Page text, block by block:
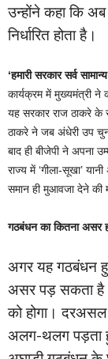
उन्होंने कहा कि
निर्धारित होता है।
‘हमारी सरकार सर्व
कार्यक्रम में मुख्यमंत्री ने
यह सरकार राज ठाकरे के
ठाकरे ने जब अंधेरी उप
बाद ही बीजेपी ने अपना
राज्य में ‘गीला-सूखा’
समान ही मुआवजा देने की
गठबंधन का कितना असर
अगर यह गठबंधन
असर पड़ सकता
को होगा। दरअसल
अलग-थलग पड़ता